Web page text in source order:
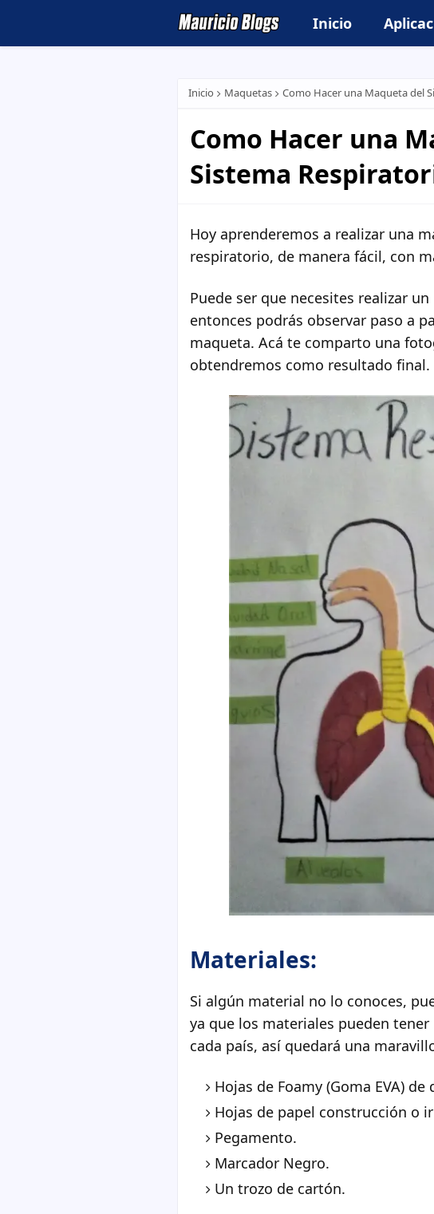
Inicio
Inicio Maquetas Como Hacer una Maqueta del
Como Hacer una
Sistema
Hoy aprenderemos a realizar una
respiratorio, de manera fácil, con
Puede ser que necesites realizar
entonces podrás observar paso a
maqueta. Acá te comparto una
obtendremos como resultado final.
Materiales:
Si algún material no lo conoces,
ya que los materiales pueden
cada país, así quedará una
Hojas de Foamy (Goma EVA)
Hojas de papel construcción o
Pegamento.
Marcador Negro.
Un trozo de cartón.